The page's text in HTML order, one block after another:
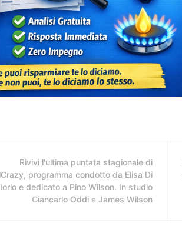
Rivivi l'ultima puntata stagionale di
programma condotto da Elisa Di
Iorio e dedicato a Pino Wilson. In studio
Giancarlo Oddi e James Wilson